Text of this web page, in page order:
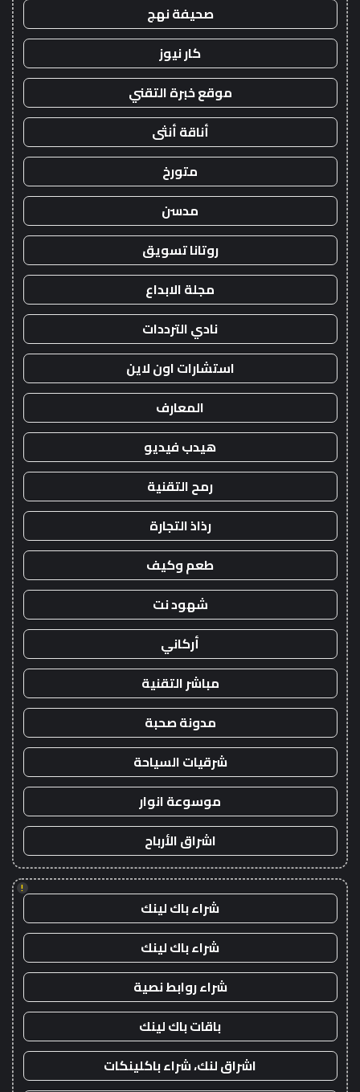
صحيفة نهج
كار نيوز
موقع خبرة التقني
أناقة أنثى
متورخ
مدسن
روتانا تسويق
مجلة الابداع
نادي الترددات
استشارات اون لاين
المعارف
هيدب فيديو
رمح التقنية
رذاذ التجارة
طعم وكيف
شهود نت
أركاني
مباشر التقنية
مدونة صحبة
شرقيات السياحة
موسوعة انوار
اشراق الأرباح
!
شراء باك لينك
شراء باك لينك
شراء روابط نصية
باقات باك لينك
اشراق لنك، شراء باكلينكات